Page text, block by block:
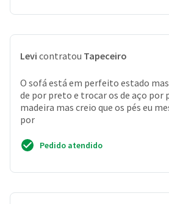
Levi contratou Tapeceiro
O sofá está em perfeito estado
de por preto e trocar os de aço por
madeira mas creio que os pés eu
por
Pedido atendido